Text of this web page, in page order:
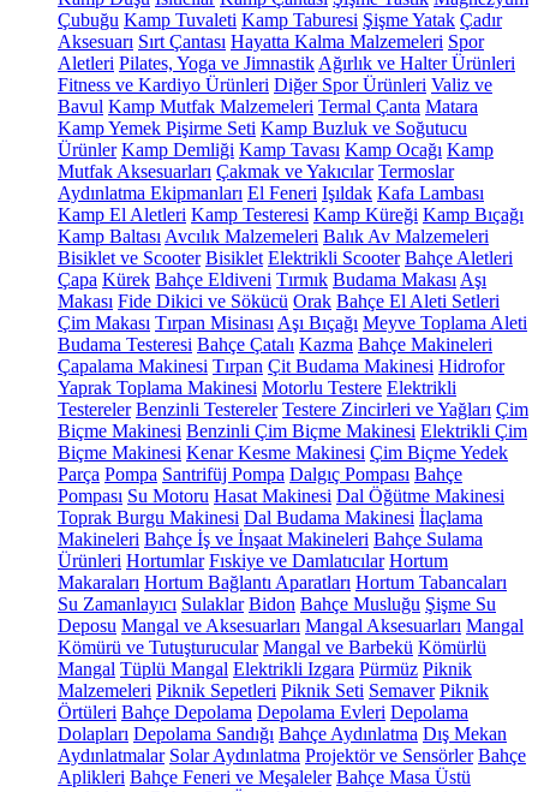
Çubuğu Kamp Tuvaleti Kamp Taburesi Şişme Yatak Çadır
Aksesuarı Sırt Çantası Hayatta Kalma Malzemeleri Spor
Aletleri Pilates, Yoga ve Jimnastik Ağırlık ve Halter Ürünleri
Fitness ve Kardiyo Ürünleri Diğer Spor Ürünleri Valiz ve
Bavul Kamp Mutfak Malzemeleri Termal Çanta Matara
Kamp Yemek Pişirme Seti Kamp Buzluk ve Soğutucu
Ürünler Kamp Demliği Kamp Tavası Kamp Ocağı Kamp
Mutfak Aksesuarları Çakmak ve Yakıcılar Termoslar
Aydınlatma Ekipmanları El Feneri Işıldak Kafa Lambası
Kamp El Aletleri Kamp Testeresi Kamp Küreği Kamp Bıçağı
Kamp Baltası Avcılık Malzemeleri Balık Av Malzemeleri
Bisiklet ve Scooter Bisiklet Elektrikli Scooter Bahçe Aletleri
Çapa Kürek Bahçe Eldiveni Tırmık Budama Makası Aşı
Makası Fide Dikici ve Sökücü Orak Bahçe El Aleti Setleri
Çim Makası Tırpan Misinası Aşı Bıçağı Meyve Toplama Aleti
Budama Testeresi Bahçe Çatalı Kazma Bahçe Makineleri
Çapalama Makinesi Tırpan Çit Budama Makinesi Hidrofor
Yaprak Toplama Makinesi Motorlu Testere Elektrikli
Testereler Benzinli Testereler Testere Zincirleri ve Yağları Çim
Biçme Makinesi Benzinli Çim Biçme Makinesi Elektrikli Çim
Biçme Makinesi Kenar Kesme Makinesi Çim Biçme Yedek
Parça Pompa Santrifüj Pompa Dalgıç Pompası Bahçe
Pompası Su Motoru Hasat Makinesi Dal Öğütme Makinesi
Toprak Burgu Makinesi Dal Budama Makinesi İlaçlama
Makineleri Bahçe İş ve İnşaat Makineleri Bahçe Sulama
Ürünleri Hortumlar Fıskiye ve Damlatıcılar Hortum
Makaraları Hortum Bağlantı Aparatları Hortum Tabancaları
Su Zamanlayıcı Sulaklar Bidon Bahçe Musluğu Şişme Su
Deposu Mangal ve Aksesuarları Mangal Aksesuarları Mangal
Kömürü ve Tutuşturucular Mangal ve Barbekü Kömürlü
Mangal Tüplü Mangal Elektrikli Izgara Pürmüz Piknik
Malzemeleri Piknik Sepetleri Piknik Seti Semaver Piknik
Örtüleri Bahçe Depolama Depolama Evleri Depolama
Dolapları Depolama Sandığı Bahçe Aydınlatma Dış Mekan
Aydınlatmalar Solar Aydınlatma Projektör ve Sensörler Bahçe
Aplikleri Bahçe Feneri ve Meşaleler Bahçe Masa Üstü